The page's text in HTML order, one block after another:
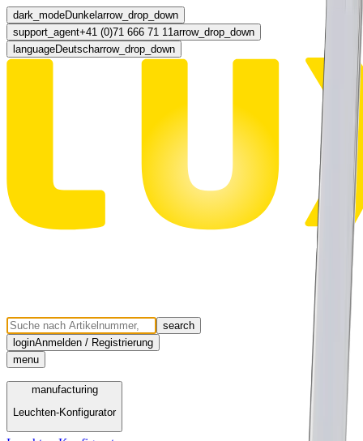
dark_modeDunkel arrow_drop_down
support_agent+41 (0)71 666 71 11arrow_drop_down
languageDeutscharrow_drop_down
search
loginAnmelden / Registrierung
menu
Menü
manufacturing
manufacturing
Leuchten-Konfigurator